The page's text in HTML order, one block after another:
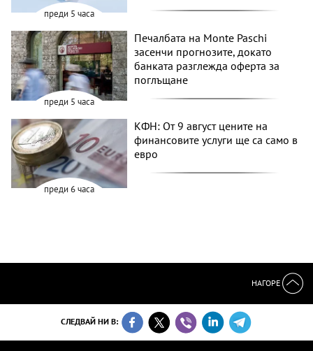
преди 5 часа
преди 5 часа
Печалбата на Monte Paschi
засенчи прогнозите, докато
банката разглежда оферта за
поглъщане
преди 6 часа
КФН: От 9 август цените на
финансовите услуги ще са само в
евро
НАГОРЕ
СЛЕДВАЙ НИ В: